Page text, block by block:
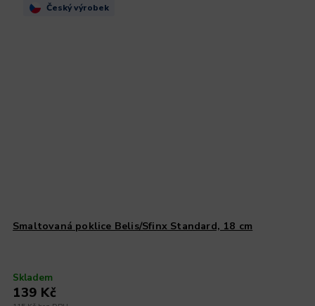
Český výrobek
Smaltovaná poklice Belis/Sfinx Standard, 18 cm
Skladem
139 Kč